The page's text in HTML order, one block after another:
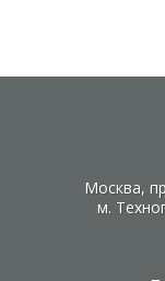
Москва,
м.